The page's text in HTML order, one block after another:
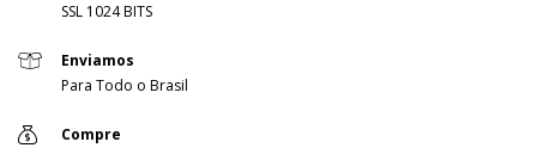
SSL 1024 BITS
Enviamos
Para Todo o Brasil
Compre